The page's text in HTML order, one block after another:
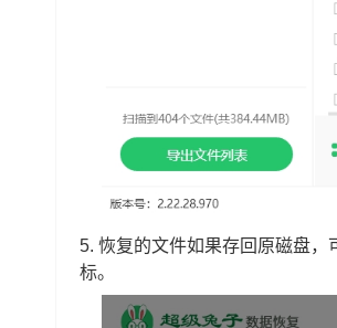
5. 恢复的文件如果存回原磁盘，
标。